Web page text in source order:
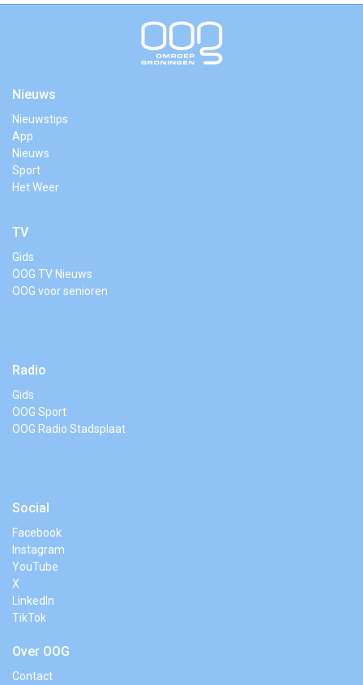
Nieuws
Nieuwstips
App
Nieuws
Sport
Het Weer
TV
Gids
OOG TV Nieuws
OOG voor senioren
Radio
Gids
OOG Sport
OOG Radio Stadsplaat
Social
Facebook
Instagram
YouTube
X
LinkedIn
TikTok
Over OOG
Contact